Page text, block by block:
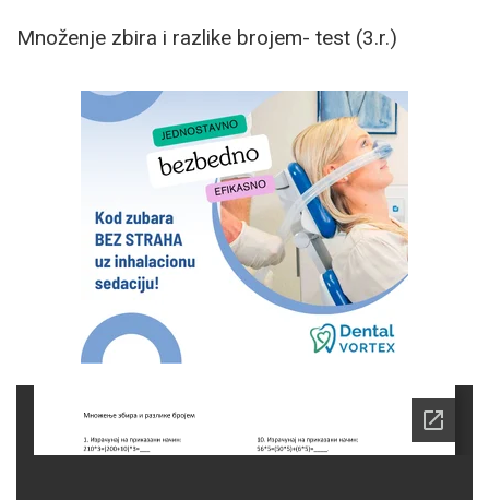
Množenje zbira i razlike brojem- test (3.r.)